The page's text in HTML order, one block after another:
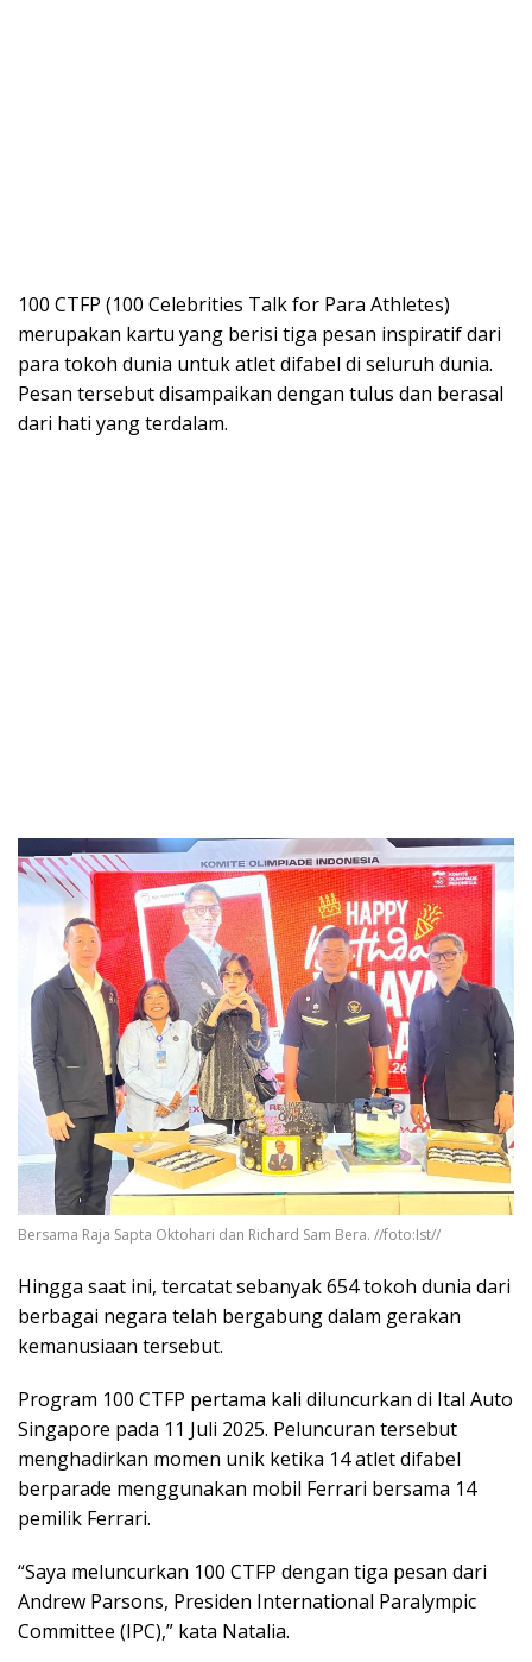
100 CTFP (100 Celebrities Talk for Para Athletes)
merupakan kartu yang berisi tiga pesan inspiratif dari
para tokoh dunia untuk atlet difabel di seluruh dunia.
Pesan tersebut disampaikan dengan tulus dan berasal
dari hati yang terdalam.
Bersama Raja Sapta Oktohari dan Richard Sam Bera. //foto:Ist//
Hingga saat ini, tercatat sebanyak 654 tokoh dunia dari
berbagai negara telah bergabung dalam gerakan
kemanusiaan tersebut.
Program 100 CTFP pertama kali diluncurkan di Ital Auto
Singapore pada 11 Juli 2025. Peluncuran tersebut
menghadirkan momen unik ketika 14 atlet difabel
berparade menggunakan mobil Ferrari bersama 14
pemilik Ferrari.
“Saya meluncurkan 100 CTFP dengan tiga pesan dari
Andrew Parsons, Presiden International Paralympic
Committee (IPC),” kata Natalia.